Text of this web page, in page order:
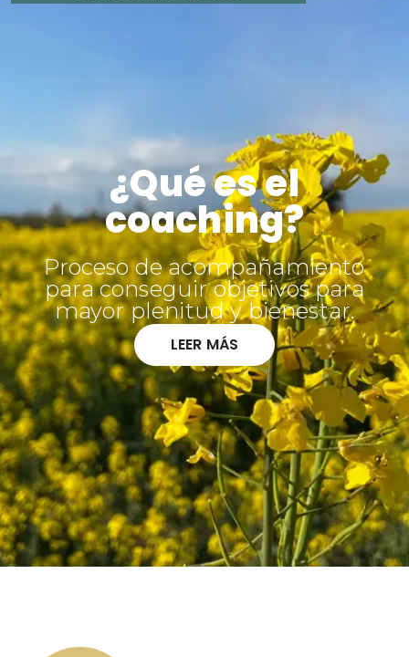
¿Qué es el
coaching?
Proceso de acompañamiento
para conseguir objetivos para
mayor plenitud y bienestar.
LEER MÁS